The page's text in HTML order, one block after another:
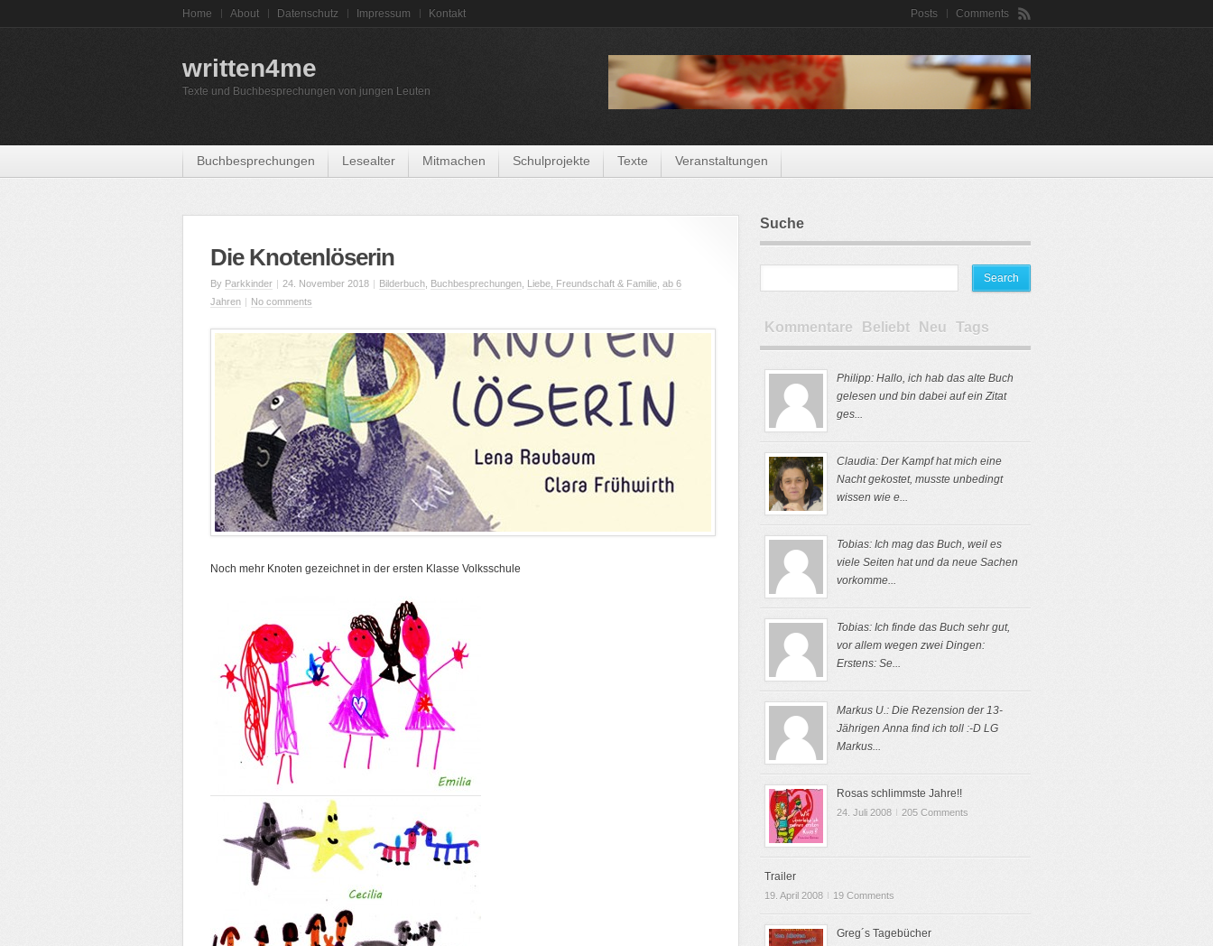
Home About Datenschutz Impressum Kontakt Comments
Posts
written4me
Texte und Buchbesprechungen von jungen Leuten
Buchbesprechungen Lesealter Mitmachen Schulprojekte Texte Veranstaltungen
Die Knotenlöserin
By Parkkinder | 24. November 2018 | Bilderbuch Buchbesprechungen Liebe, Freundschaft & Familie ab 6
Jahren | No comments
Noch mehr Knoten gezeichnet in der ersten Klasse Volksschule
Suche
Kommentare Beliebt Neu Tags
Philipp: Hallo, ich hab das alte Buch
gelesen und bin dabei auf ein Zitat
ges...
Claudia: Der Kampf hat mich eine
Nacht gekostet, musste unbedingt
wissen wie e...
Tobias: Ich mag das Buch, weil es
viele Seiten hat und da neue Sachen
vorkomme...
Tobias: Ich finde das Buch sehr gut,
vor allem wegen zwei Dingen:
Erstens: Se...
Markus U.: Die Rezension der 13-
Jährigen Anna find ich toll :-D LG
Markus...
Rosas schlimmste Jahre!!
24. Juli 2008 I 205 Comments
Trailer
19. April 2008 I 19 Comments
Greg´s Tagebücher